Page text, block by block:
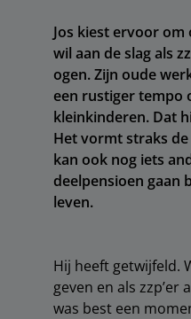
Jos kiest ervoor
wil aan de slag als
ogen. Zijn oude
een rustiger tempo
kleinkinderen. Dat
Het vormt straks
kan ook nog iets
deelpensioen gaan
leven.
Hij heeft getwijfeld.
geven en als
was best een